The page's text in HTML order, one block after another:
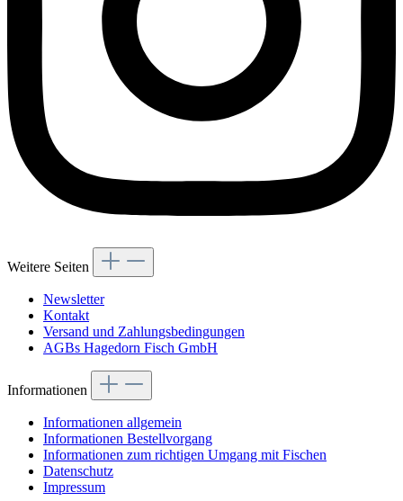
Weitere Seiten
Newsletter
Kontakt
Versand und Zahlungsbedingungen
AGBs Hagedorn Fisch GmbH
Informationen
Informationen allgemein
Informationen Bestellvorgang
Informationen zum richtigen Umgang mit Fischen
Datenschutz
Impressum